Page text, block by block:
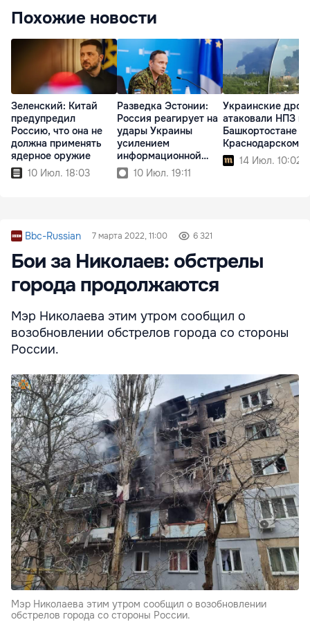
Похожие новости
Зеленский: Китай
предупредил
Россию, что она не
должна применять
ядерное оружие
10 Июл. 18:03
Разведка Эстонии:
Россия реагирует на
удары Украины
усилением
информационной
войны10 Июл. 19:11
Украинские
атаковали НПЗ в
Башкортостане и
Краснодарском
14 Июл. 10:02
Bbc-Russian 7 марта 2022, 11:00 6 321
Бои за Николаев: обстрелы
города продолжаются
Мэр Николаева этим утром сообщил о
возобновлении обстрелов города со стороны
России.
Мэр Николаева этим утром сообщил о возобновлении
обстрелов города со стороны России.